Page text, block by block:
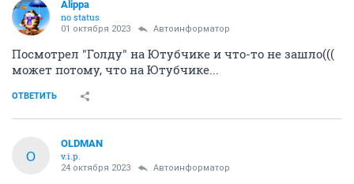
Alippa
no status
01 октября 2023 Автоинформатор
Посмотрел "Голду" на Ютубчике и что-то не зашло(((
может потому, что на Ютубчике...
ОТВЕТИТЬ
O
OLDMAN
v.i.p.
24 октября 2023 Автоинформатор